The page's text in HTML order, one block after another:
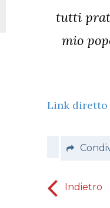
tutti
mio
Link diretto
dallo
Indietro